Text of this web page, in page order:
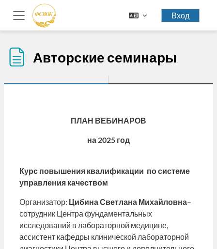
Перейти к основному содержанию
Боковая панель
Вход
Авторские семинары
ПЛАН ВЕБИНАРОВ
на 2025 год
Курс повышения квалификации по системе
управления качеством
Организатор: Цибина Светлана Михайловна–
сотрудник Центра фундаментальных
исследований в лабораторной медицине,
ассистент кафедры клинической лабораторной